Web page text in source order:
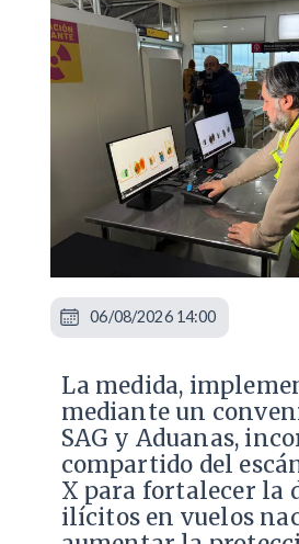
La medida,
mediante un
SAG y Aduanas,
compartido del
X para fortalecer la
ilícitos en vuelos
06/08/2026 14:00